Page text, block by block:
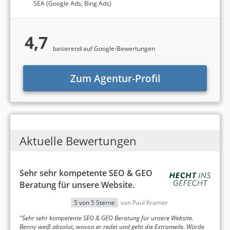
(HECHT INS GEFECHT) und
www.schirmherrschaft.de(Borgmeier Media
Beleg für die Qualität der jeweiligen SEO-Agentur
gelten. In der folgenden Übersicht stellen wir
deshalb beispielhafte Referenzprojekte unserer
Ads und Webdesignvor.
SEA (Google Ads, Bing Ads)
4,7 basierend auf Google-Bewertungen
Zum Agentur-Profil
Aktuelle Bewertungen
Sehr sehr kompetente SEO & GEO
Beratung für unsere Website.
5 von 5 Sterne
von Paul Kramer
"Sehr sehr kompetente SEO & GEO Beratung für unsere Website.
Benny weiß absolut, wovon er redet und geht die Extrameile. Würde